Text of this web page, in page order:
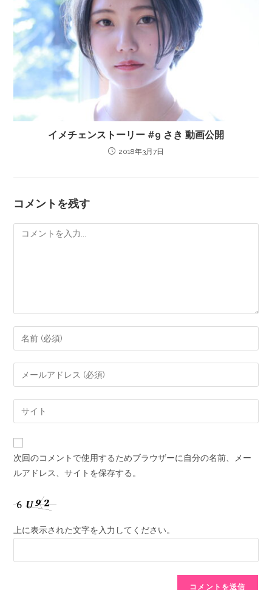
イメチェンストーリー #9 さき 動画公開
2018年3月7日
コメントを残す
次回のコメントで使用するためブラウザーに自分の名前、メー
ルアドレス、サイトを保存する。
上に表示された文字を入力してください。